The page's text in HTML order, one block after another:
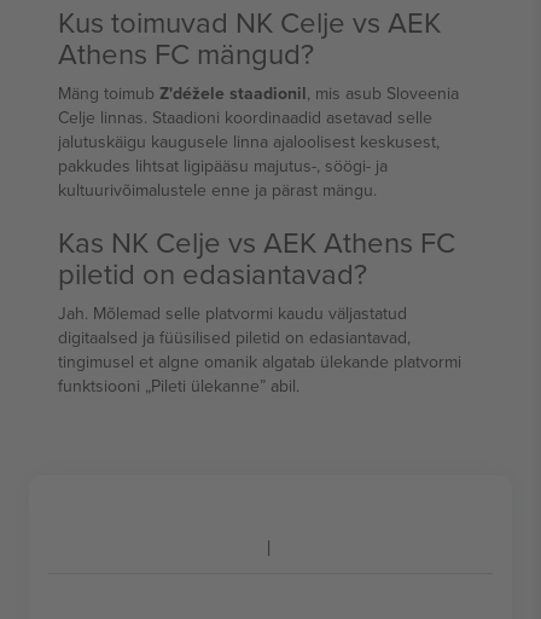
Kus toimuvad NK Celje vs AEK
Athens FC mängud?
Mäng toimub Z'déžele staadionil, mis asub Sloveenia
Celje linnas. Staadioni koordinaadid asetavad selle
jalutuskäigu kaugusele linna ajaloolisest keskusest,
pakkudes lihtsat ligipääsu majutus-, söögi- ja
kultuurivõimalustele enne ja pärast mängu.
Kas NK Celje vs AEK Athens FC
piletid on edasiantavad?
Jah. Mõlemad selle platvormi kaudu väljastatud
digitaalsed ja füüsilised piletid on edasiantavad,
tingimusel et algne omanik algatab ülekande platvormi
funktsiooni „Pileti ülekanne” abil.